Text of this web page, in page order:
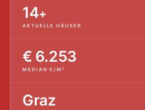
14+
AKTUELLE HÄUSER
€ 6.253
MEDIAN €/M²
Graz